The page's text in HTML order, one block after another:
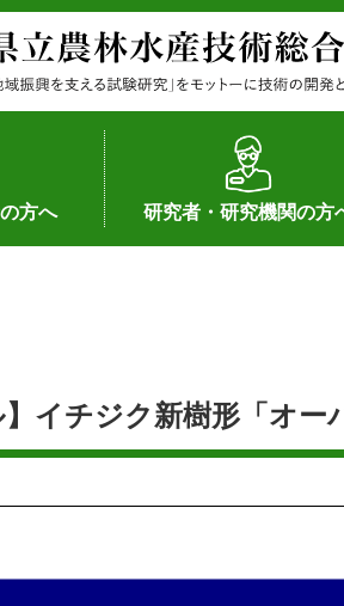
方へ 研究者・研究機関の方
研究者の紹介
シーズ研究の成果
産学官連携
知的財産の保有状況（特許
知的財産の保有状況（品種
研究員の受入
研究活動不正行為への対応
公的研究資金への対応
】イチジク新樹形「オ